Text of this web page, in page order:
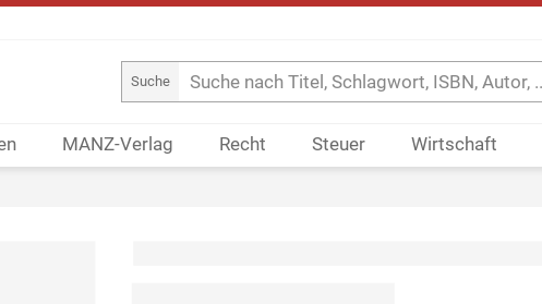
Suche
MANZ-Verlag Recht Steuer Wirtschaft